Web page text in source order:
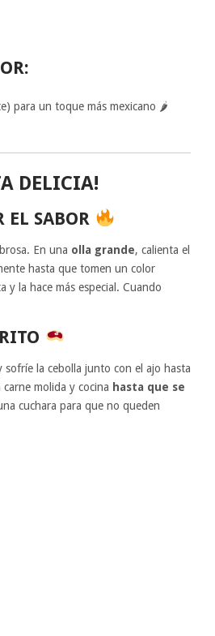
para un toque más mexicano 🌶
DELICIA!
EL SABOR
En una olla grande, calienta el
hasta que tomen un color
y la hace más especial. Cuando
sofríe la cebolla junto con el ajo hasta
molida y cocina hasta que se
cuchara para que no queden